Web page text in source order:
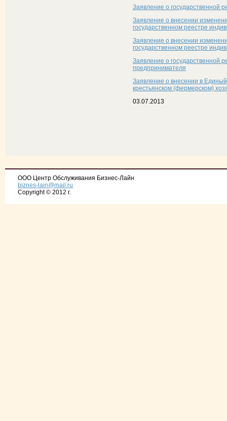
Заявление о государственной
Заявление о внесении
государственном реестре
Заявление о внесении
государственном реестре
Заявление о государственной
предпринимателя
Заявление о внесении в
крестьянском (фермерском)
03.07.2013
ООО Центр Обслуживания Бизнес-Лайн
biznes-lain@mail.ru
Copyright © 2012 г.